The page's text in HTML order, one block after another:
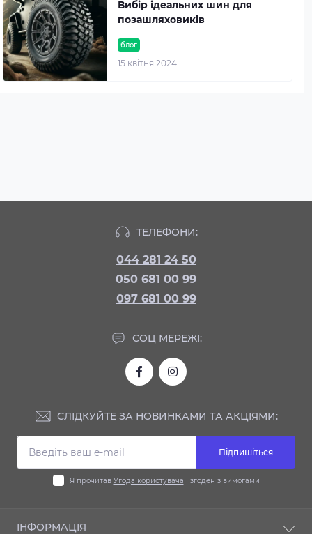
блог
15 квітня 2024
Вибір ідеальних шин для
позашляховиків
ТЕЛЕФОНИ:
044 281 24 50
050 681 00 99
097 681 00 99
СОЦ МЕРЕЖІ:
СЛІДКУЙТЕ ЗА НОВИНКАМИ ТА АКЦІЯМИ:
Підпишіться
Я прочитав Угода користувача і згоден з вимогами
ІНФОРМАЦІЯ